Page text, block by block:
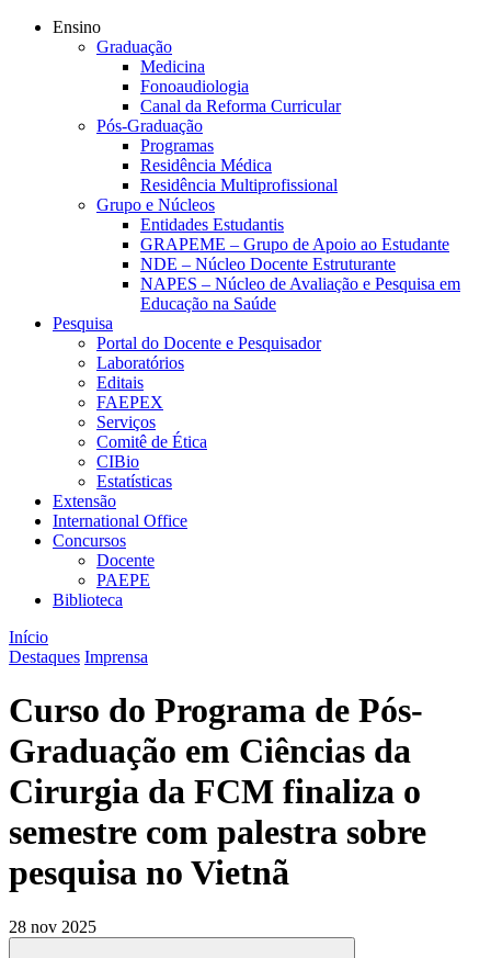
Ensino
Graduação
Medicina
Fonoaudiologia
Canal da Reforma Curricular
Pós-Graduação
Programas
Residência Médica
Residência Multiprofissional
Grupo e Núcleos
Entidades Estudantis
GRAPEME – Grupo de Apoio ao Estudante
NDE – Núcleo Docente Estruturante
NAPES – Núcleo de Avaliação e Pesquisa em
Educação na Saúde
Pesquisa
Portal do Docente e Pesquisador
Laboratórios
Editais
FAEPEX
Serviços
Comitê de Ética
CIBio
Estatísticas
Extensão
International Office
Concursos
Docente
PAEPE
Biblioteca
Início
Destaques Imprensa
Curso do Programa de Pós-
Graduação em Ciências da
Cirurgia da FCM finaliza o
semestre com palestra sobre
pesquisa no Vietnã
28 nov 2025